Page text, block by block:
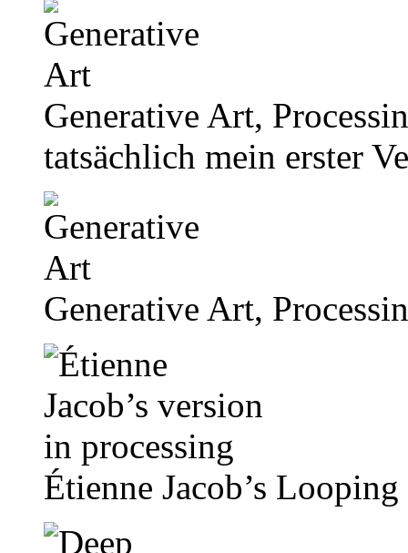
Generative Art,
tatsächlich mein erster
Generative Art,
Étienne Jacob’s